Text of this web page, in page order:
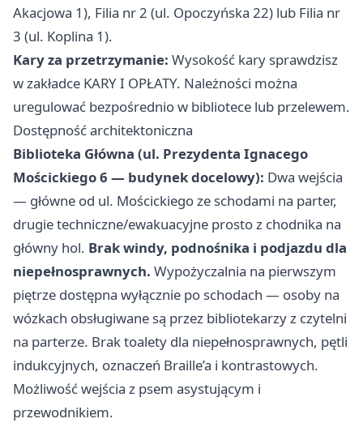
Akacjowa 1), Filia nr 2 (ul. Opoczyńska 22) lub Filia nr
3 (ul. Koplina 1).
Kary za przetrzymanie: Wysokość kary sprawdzisz
w zakładce KARY I OPŁATY. Należności można
uregulować bezpośrednio w bibliotece lub przelewem.
Dostępność architektoniczna
Biblioteka Główna (ul. Prezydenta Ignacego
Mościckiego 6 — budynek docelowy): Dwa wejścia
— główne od ul. Mościckiego ze schodami na parter,
drugie techniczne/ewakuacyjne prosto z chodnika na
główny hol. Brak windy, podnośnika i podjazdu dla
niepełnosprawnych. Wypożyczalnia na pierwszym
piętrze dostępna wyłącznie po schodach — osoby na
wózkach obsługiwane są przez bibliotekarzy z czytelni
na parterze. Brak toalety dla niepełnosprawnych, pętli
indukcyjnych, oznaczeń Braille’a i kontrastowych.
Możliwość wejścia z psem asystującym i
przewodnikiem.